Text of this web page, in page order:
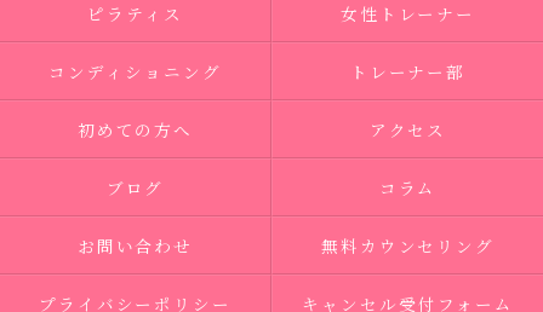
ピラティス 女性トレーナー
コンディショニング トレーナー部
初めての方へ アクセス
ブログ コラム
お問い合わせ 無料カウンセリング
プライバシーポリシー キャンセル受付フォーム